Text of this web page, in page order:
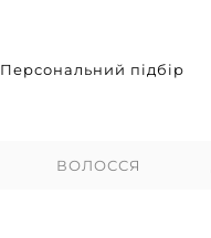
Персональний підбір
ВОЛОССЯ